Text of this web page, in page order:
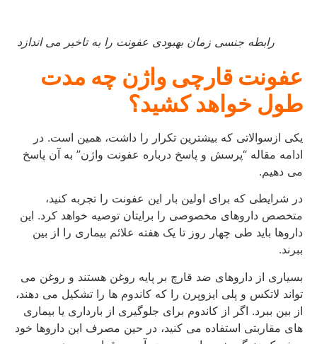
رابطه جنسی زمان بهبودی عفونت را به تاخیر می اندازد
عفونت قارچی واژن چه مدت
طول خواهد کشید؟
یکی ازسوالاتی که بیشترین تکرار را داشت، همین است. در
ادامه مقاله “پرسش و پاسخ درباره عفونت واژن” به آن پاسخ
می دهیم.
در شرایطی که برای اولین بار این عفونت را تجربه کنید،
متخصص داروهای مخصوصی را برایتان توصیه خواهد کرد. این
داروها باید طی چهار روز تا یک هفته علائم بیماری را از بین
ببرند.
بسیاری از داروهای ضد قارچ بر پایه روغن هستند و روغن می
تواند لاتکس و پلی ایزوپرن را که کاندوم ها را تشکیل می دهند،
از بین ببرد. اگر از کاندوم برای جلوگیری از بارداری یا بیماری
های مقاربتی استفاده می کنید، در حین مصرف این داروها خود